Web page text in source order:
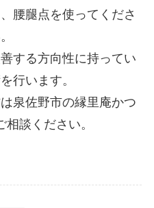
腰腿点を使ってくださ
する方向性に持ってい
行います。
泉佐野市の縁里庵かつ
相談ください。